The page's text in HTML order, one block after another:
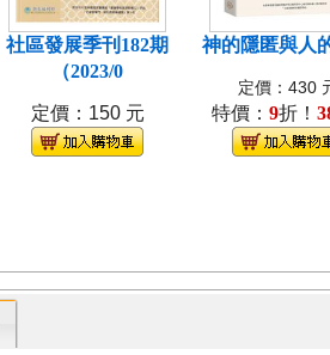
社區發展季刊182期
（2023/0
定價：150 元
神的隱匿與人
定價：430
特價： 9折！